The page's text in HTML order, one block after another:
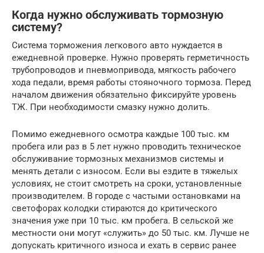
Когда нужно обслуживать тормозную
систему?
Система торможения легкового авто нуждается в
ежедневной проверке. Нужно проверять герметичность
трубопроводов и пневмопривода, мягкость рабочего
хода педали, время работы стояночного тормоза. Перед
началом движения обязательно фиксируйте уровень
ТЖ. При необходимости смазку нужно долить.
Помимо ежедневного осмотра каждые 100 тыс. км
пробега или раз в 5 лет нужно проводить техническое
обслуживание тормозных механизмов системы и
менять детали с износом. Если вы ездите в тяжелых
условиях, не стоит смотреть на сроки, установленные
производителем. В городе с частыми остановками на
светофорах колодки стираются до критического
значения уже при 10 тыс. км пробега. В сельской же
местности они могут «служить» до 50 тыс. км. Лучше не
допускать критичного износа и ехать в сервис ранее